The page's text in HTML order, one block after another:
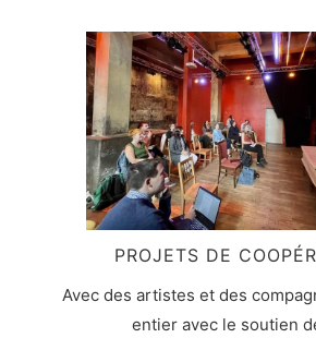
PROJETS DE
Avec des artistes et des
entier avec le soutien